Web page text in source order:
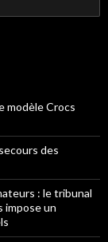
modèle Crocs
des
: le tribunal
impose un